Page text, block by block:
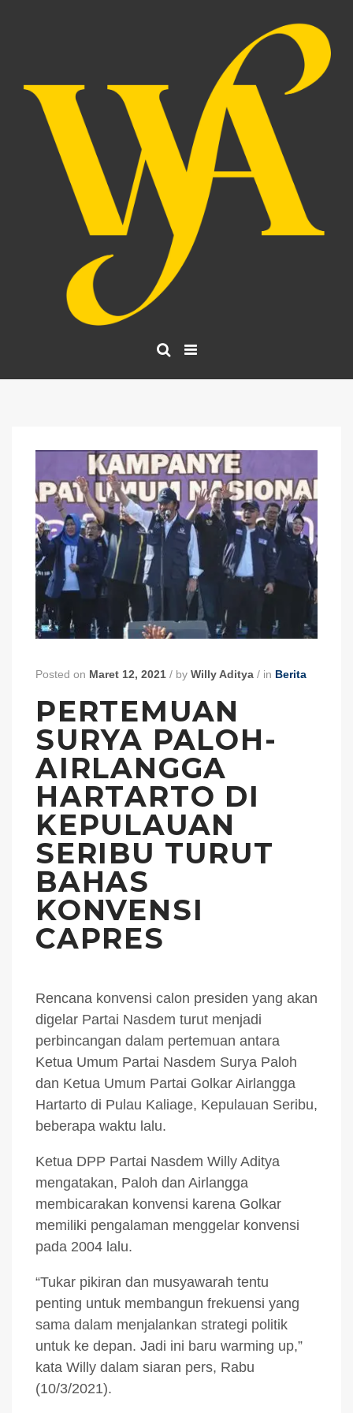
Posted on Maret 12, 2021 / by Willy Aditya / in Berita
PERTEMUAN
SURYA PALOH-
AIRLANGGA
HARTARTO DI
KEPULAUAN
SERIBU TURUT
BAHAS
KONVENSI
CAPRES
Rencana konvensi calon presiden yang akan
digelar Partai Nasdem turut menjadi
perbincangan dalam pertemuan antara
Ketua Umum Partai Nasdem Surya Paloh
dan Ketua Umum Partai Golkar Airlangga
Hartarto di Pulau Kaliage, Kepulauan Seribu,
beberapa waktu lalu.
Ketua DPP Partai Nasdem Willy Aditya
mengatakan, Paloh dan Airlangga
membicarakan konvensi karena Golkar
memiliki pengalaman menggelar konvensi
pada 2004 lalu.
“Tukar pikiran dan musyawarah tentu
penting untuk membangun frekuensi yang
sama dalam menjalankan strategi politik
untuk ke depan. Jadi ini baru warming up,”
kata Willy dalam siaran pers, Rabu
(10/3/2021).